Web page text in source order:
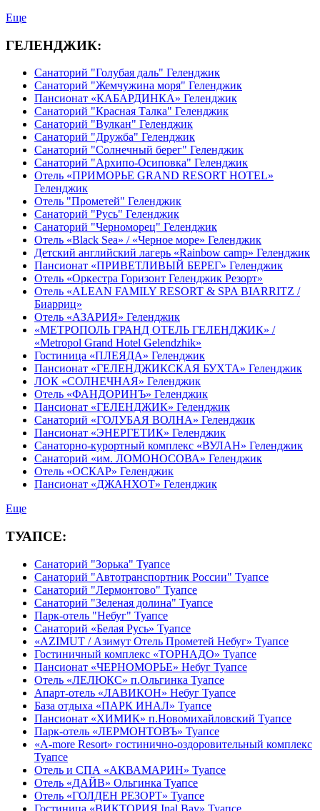
Еще
ГЕЛЕНДЖИК:
Санаторий "Голубая даль" Геленджик
Санаторий "Жемчужина моря" Геленджик
Пансионат «КАБАРДИНКА» Геленджик
Санаторий "Красная Талка" Геленджик
Санаторий "Вулкан" Геленджик
Санаторий "Дружба" Геленджик
Санаторий "Солнечный берег" Геленджик
Санаторий "Архипо-Осиповка" Геленджик
Отель «ПРИМОРЬЕ GRAND RESORT HOTEL»
Геленджик
Отель "Прометей" Геленджик
Санаторий "Русь" Геленджик
Санаторий "Черноморец" Геленджик
Отель «Black Sea» / «Черное море» Геленджик
Детский английский лагерь «Rainbow camp» Геленджик
Пансионат «ПРИВЕТЛИВЫЙ БЕРЕГ» Геленджик
Отель «Оркестра Горизонт Геленджик Резорт»
Отель «ALEAN FAMILY RESORT & SPA BIARRITZ /
Биарриц»
Отель «АЗАРИЯ» Геленджик
«МЕТРОПОЛЬ ГРАНД ОТЕЛЬ ГЕЛЕНДЖИК» /
«Metropol Grand Hotel Gelendzhik»
Гостиница «ПЛЕЯДА» Геленджик
Пансионат «ГЕЛЕНДЖИКСКАЯ БУХТА» Геленджик
ЛОК «СОЛНЕЧНАЯ» Геленджик
Отель «ФАНДОРИНЪ» Геленджик
Пансионат «ГЕЛЕНДЖИК» Геленджик
Санаторий «ГОЛУБАЯ ВОЛНА» Геленджик
Пансионат «ЭНЕРГЕТИК» Геленджик
Санаторно-курортный комплекс «ВУЛАН» Геленджик
Санаторий «им. ЛОМОНОСОВА» Геленджик
Отель «ОСКАР» Геленджик
Пансионат «ДЖАНХОТ» Геленджик
Еще
ТУАПСЕ:
Санаторий "Зорька" Туапсе
Санаторий "Автотранспортник России" Туапсе
Санаторий "Лермонтово" Туапсе
Санаторий "Зеленая долина" Туапсе
Парк-отель "Небуг" Туапсе
Санаторий «Белая Русь» Туапсе
«AZIMUT / Азимут Отель Прометей Небуг» Туапсе
Гостиничный комплекс «ТОРНАДО» Туапсе
Пансионат «ЧЕРНОМОРЬЕ» Небуг Туапсе
Отель «ЛЕЛЮКС» п.Ольгинка Туапсе
Апарт-отель «ЛАВИКОН» Небуг Туапсе
База отдыха «ПАРК ИНАЛ» Туапсе
Пансионат «ХИМИК» п.Новомихайловский Туапсе
Парк-отель «ЛЕРМОНТОВЪ» Туапсе
«A-more Resort» гостинично-оздоровительный комплекс
Туапсе
Отель и СПА «АКВАМАРИН» Туапсе
Отель «ДАЙВ» Ольгинка Туапсе
Отель «ГОЛДЕН РЕЗОРТ» Туапсе
Гостиница «ВИКТОРИЯ Inal Bay» Туапсе